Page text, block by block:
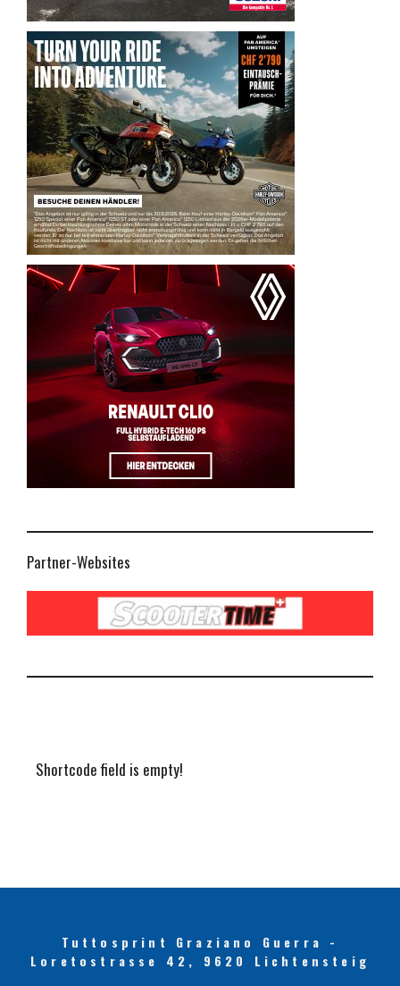
Partner-Websites
Shortcode field is empty!
Tuttosprint Graziano Guerra -
Loretostrasse 42, 9620 Lichtensteig